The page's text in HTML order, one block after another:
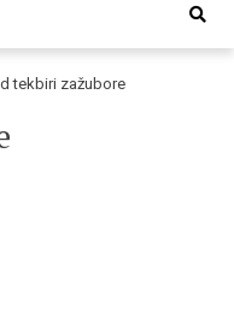
tekbiri zažubore